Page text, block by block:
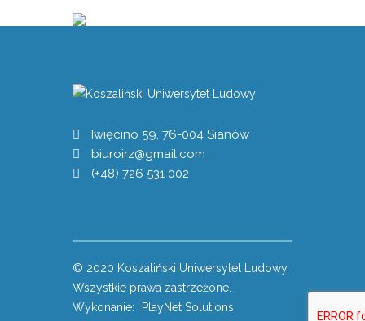
Iwięcino 59, 76-004 Sianów
biuroirz@gmail.com
(+48) 726 531 002
© 2020 Koszaliński Uniwersytet Ludowy.
Wszystkie prawa zastrzeżone.
Wykonanie:
PlayNet Solutions